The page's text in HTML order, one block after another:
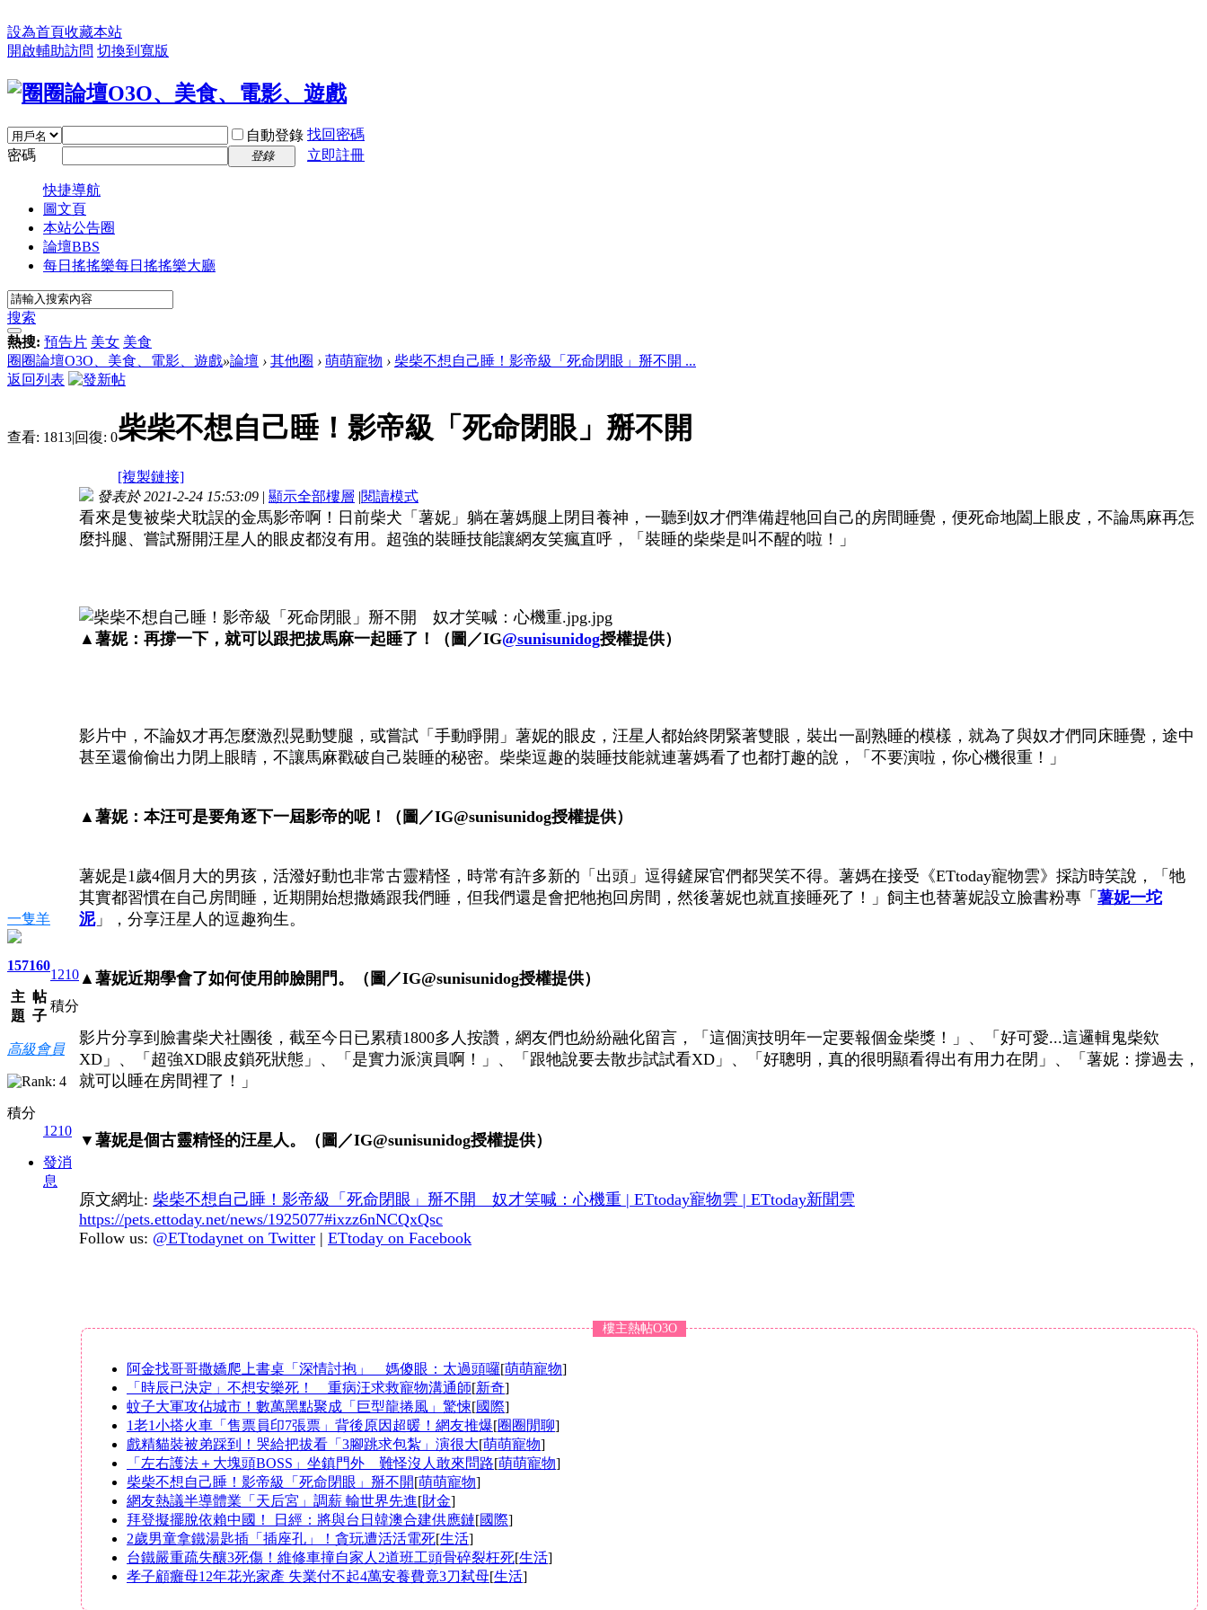
設為首頁收藏本站
開啟輔助訪問 切換到寬版
自動登錄 找回密碼
密碼
登錄 立即註冊
快捷導航
圖文頁
本站公告圈
論壇BBS
每日搖搖樂每日搖搖樂大廳
搜索
熱搜: 預告片 美女 美食
圈圈論壇O3O、美食、電影、遊戲»論壇 › 其他圈 › 萌萌寵物 › 柴柴不想自己睡！影帝級「死命閉眼」掰不開 ...
返回列表
查看: 1813|回復: 0柴柴不想自己睡！影帝級「死命閉眼」掰不開
[複製鏈接]
一隻羊
157
主
題
160
帖
子
1210
積分
高級會員
積分
1210
發消
息
發表於 2021-2-24 15:53:09 | 顯示全部樓層 |閱讀模式
看來是隻被柴犬耽誤的金馬影帝啊！日前柴犬「薯妮」躺在薯媽腿上閉目養神，一聽到奴才們準備趕牠回自己的房間睡覺，便死命地闔上眼皮，不論馬麻再怎
麼抖腿、嘗試掰開汪星人的眼皮都沒有用。超強的裝睡技能讓網友笑瘋直呼，「裝睡的柴柴是叫不醒的啦！」
▲薯妮：再撐一下，就可以跟把拔馬麻一起睡了！（圖／IG@sunisunidog授權提供）
影片中，不論奴才再怎麼激烈晃動雙腿，或嘗試「手動睜開」薯妮的眼皮，汪星人都始終閉緊著雙眼，裝出一副熟睡的模樣，就為了與奴才們同床睡覺，途中
甚至還偷偷出力閉上眼睛，不讓馬麻戳破自己裝睡的秘密。柴柴逗趣的裝睡技能就連薯媽看了也都打趣的說，「不要演啦，你心機很重！」
▲薯妮：本汪可是要角逐下一屆影帝的呢！（圖／IG@sunisunidog授權提供）
薯妮是1歲4個月大的男孩，活潑好動也非常古靈精怪，時常有許多新的「出頭」逗得鏟屎官們都哭笑不得。薯媽在接受《ETtoday寵物雲》採訪時笑說，「牠
其實都習慣在自己房間睡，近期開始想撒嬌跟我們睡，但我們還是會把牠抱回房間，然後薯妮也就直接睡死了！」飼主也替薯妮設立臉書粉專「 薯妮一坨
泥」，分享汪星人的逗趣狗生。
▲薯妮近期學會了如何使用帥臉開門。（圖／IG@sunisunidog授權提供）
影片分享到臉書柴犬社團後，截至今日已累積1800多人按讚，網友們也紛紛融化留言，「這個演技明年一定要報個金柴獎！」、「好可愛...這邏輯鬼柴欸
XD」、「超強XD眼皮鎖死狀態」、「是實力派演員啊！」、「跟牠說要去散步試試看XD」、「好聰明，真的很明顯看得出有用力在閉」、「薯妮：撐過去，
就可以睡在房間裡了！」
▼薯妮是個古靈精怪的汪星人。（圖／IG@sunisunidog授權提供）
原文網址: 柴柴不想自己睡！影帝級「死命閉眼」掰不開 奴才笑喊：心機重 | ETtoday寵物雲 | ETtoday新聞雲
https://pets.ettoday.net/news/1925077#ixzz6nNCQxQsc
Follow us: @ETtodaynet on Twitter | ETtoday on Facebook
樓主熱帖O3O
阿金找哥哥撒嬌爬上書桌「深情討抱」 媽傻眼：太過頭囉[萌萌寵物]
「時辰已決定」不想安樂死！ 重病汪求救寵物溝通師[新奇]
蚊子大軍攻佔城市！數萬黑點聚成「巨型龍捲風」驚悚[國際]
1老1小搭火車「售票員印7張票」背後原因超暖！網友推爆[圈圈閒聊]
戲精貓裝被弟踩到！哭給把拔看「3腳跳求包紮」演很大[萌萌寵物]
「左右護法＋大塊頭BOSS」坐鎮門外 難怪沒人敢來問路[萌萌寵物]
柴柴不想自己睡！影帝級「死命閉眼」掰不開[萌萌寵物]
網友熱議半導體業「天后宮」調薪 輸世界先進[財金]
拜登擬擺脫依賴中國！ 日經：將與台日韓澳合建供應鏈[國際]
2歲男童拿鐵湯匙插「插座孔」！貪玩遭活活電死[生活]
台鐵嚴重疏失釀3死傷！維修車撞自家人2道班工頭骨碎裂枉死[生活]
孝子顧癱母12年花光家產 失業付不起4萬安養費竟3刀弒母[生活]